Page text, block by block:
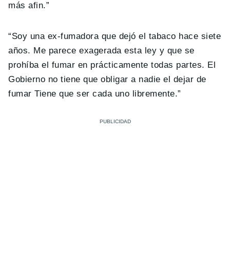
más afin.”
“Soy una ex-fumadora que dejó el tabaco hace siete
años. Me parece exagerada esta ley y que se
prohíba el fumar en prácticamente todas partes. El
Gobierno no tiene que obligar a nadie el dejar de
fumar Tiene que ser cada uno libremente.”